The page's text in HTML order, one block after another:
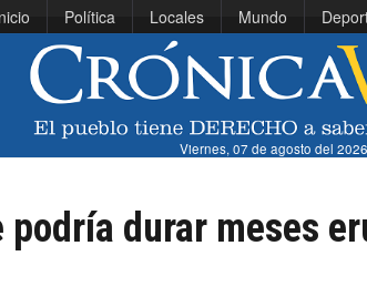
Política Locales Mundo
Viernes, 07 de agosto del 2026
durar meses